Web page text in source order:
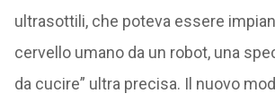
ultrasottili, che poteva essere
cervello umano da un robot, una
da cucire” ultra precisa. Il nuovo